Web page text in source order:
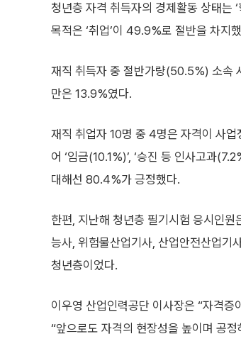
청년층 자격 취득자의 경제활동 상태는
목적은 ‘취업’이 49.9%로 절반을 차지
재직 취득자 중 절반가량(50.5%) 소속
만은 13.9%였다.
재직 취업자 10명 중 4명은 자격이 사업
어 ‘임금(10.1%)’, ‘승진 등 인사고과
대해선 80.4%가 긍정했다.
한편, 지난해 청년층 필기시험 응시인
능사, 위험물산업기사, 산업안전산업기
청년층이었다.
이우영 산업인력공단 이사장은 “자격
“앞으로도 자격의 현장성을 높이며 공